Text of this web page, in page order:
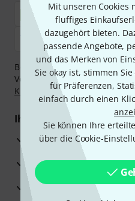
Mit unseren Cookies
fluffiges
dazugehört bieten.
passende Angebote,
und das Merken von
Sie okay ist, stimmen
für Präferenzen,
einfach durch einen
Sie können Ihre
über die Cookie-
Bezahlen Sie vertraulich und
Vorkasse, PayPal, Amazon
Klarna Ratenzahlungoder
Ihre Vorteile
3 Jahre Thomann Garantie
30 Tage Money-Back-
Reparaturservice